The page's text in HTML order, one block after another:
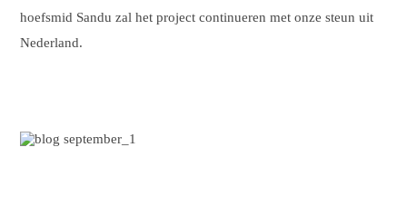
hoefsmid Sandu zal het project continueren met onze steun uit
Nederland.